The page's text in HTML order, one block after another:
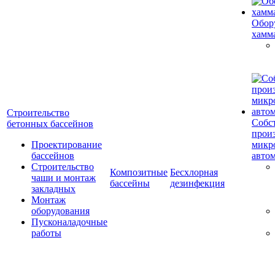
Строительство
бетонных бассейнов
Проектирование
бассейнов
Строительство
чаши и монтаж
закладных
Монтаж
оборудования
Пусконаладочные
работы
Композитные
бассейны
Бесхлорная
дезинфекция